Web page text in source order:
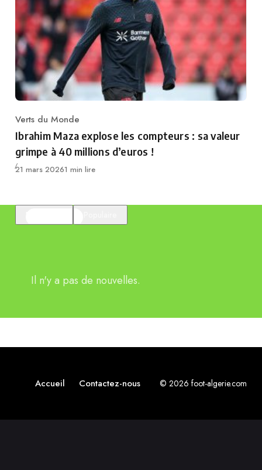
Category
Verts du Monde
Ibrahim Maza explose les compteurs : sa valeur
grimpe à 40 millions d’euros !
Publié
21 mars 20261 min lire
Il n'y a pas de nouvelles.
Accueil Contactez-nous © 2026 foot-algerie.com